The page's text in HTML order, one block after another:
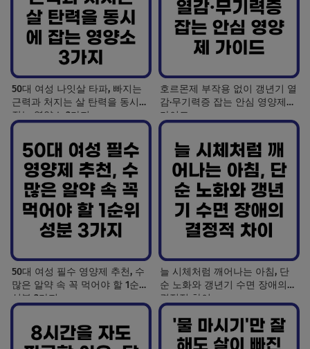
50대 여성 나잇살 타파, 빠지는
근력과 처지는 살 탄력을 동시에
잡는 영양소 3가지
호르몬제 부작용 없이 갱년기 열
감·무기력증 잡는 안심 영양제
가이드
50대 여성 필수 영양제 추천, 수
많은 알약 속 꼭 먹어야 할 1순위
성분 3가지
늘 시체처럼 깨어나는 아침, 단
순 노화와 갱년기 수면 장애의
결정적 차이